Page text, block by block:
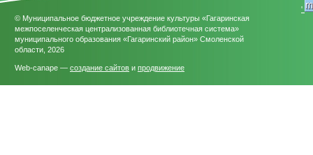
© Муниципальное бюджетное учреждение культуры «Гагаринская
межпоселенческая централизованная библиотечная система»
муниципального образования «Гагаринский район» Смоленской
области, 2026
Web-canape — создание сайтов и продвижение
'